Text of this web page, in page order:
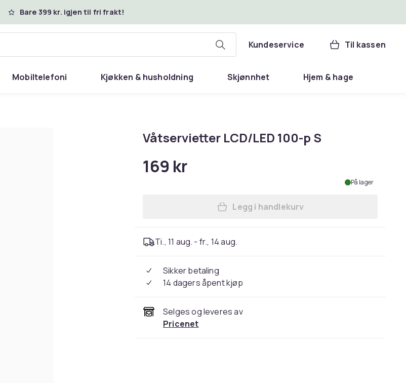
Bare 399 kr. igjen til fri frakt!
Kundeservice Til kassen
Mobiltelefoni Kjøkken & husholdning Skjønnhet Hjem & hage
Våtservietter LCD/LED 100-p S
169 kr
På lager
Legg Våtservietter LCD/LED 100-p
Legg i handlekurv
Ti., 11 aug. - fr., 14 aug.
Sikker betaling
14 dagers åpent kjøp
Selges og leveres av
Pricenet